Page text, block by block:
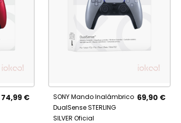
74,99 €
SONY Mando Inalámbrico
DualSense STERLING
SILVER Oficial
69,90 €
A
FAVORITOS